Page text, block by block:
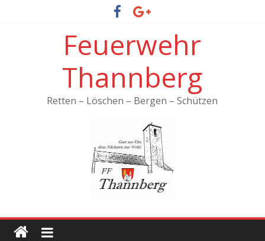
Feuerwehr
Thannberg
Retten – Löschen – Bergen – Schützen